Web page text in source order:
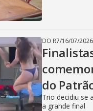
DO R7/16/07/2026
do
Trio decidiu se
a grande final